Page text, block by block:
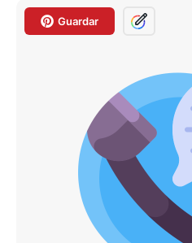
Guardar